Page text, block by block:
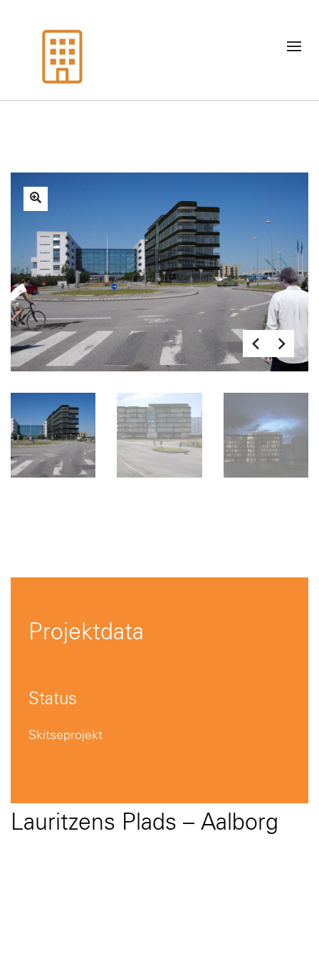
Projektdata
Status
Skitseprojekt
Lauritzens Plads – Aalborg